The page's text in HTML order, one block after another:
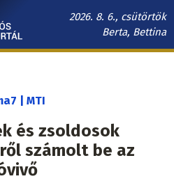
2026. 8. 6., csütörtök
Berta, Bettina
| MTI
és zsoldosok
számolt be az